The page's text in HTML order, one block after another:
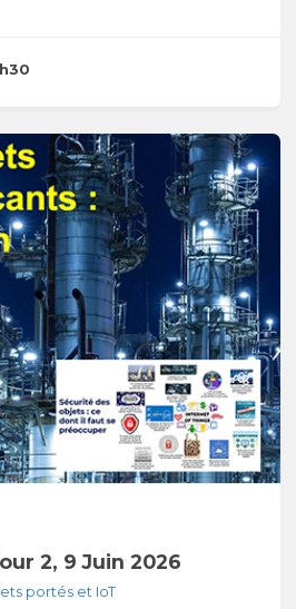
2, 9 Juin 2026
portés et IoT